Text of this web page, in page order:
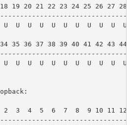
19 20 21 22 23 24 25 26 27 28
U  U  U  U  U  U  U  U  U  U  U
35 36 37 38 39 40 41 42 43 44
U  U  U  U  U  U  U  U  U  U  U
2  3  4  5  6  7  8  9 10 11 12